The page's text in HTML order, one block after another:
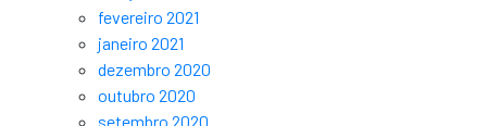
fevereiro 2021
janeiro 2021
dezembro 2020
outubro 2020
setembro 2020